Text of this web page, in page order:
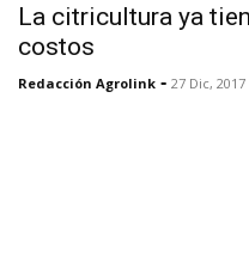
La citricultura ya
costos
Redacción Agrolink - 27 Dic, 2017